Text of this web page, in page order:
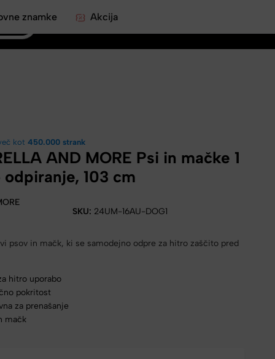
znamke Akcija
kot450.000 strank
AND MORE Psi in mačke 1
103 cm
SKU: 24UM-16AU-DOG1
psov in mačk, ki se samodejno odpre za hitro zaščito pred
hitro uporabo
pokritost
za prenašanje
mačk